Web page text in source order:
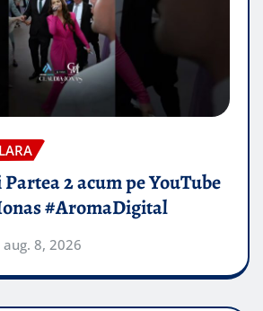
2 acum pe YouTube
#AromaDigital
aug. 8, 2026